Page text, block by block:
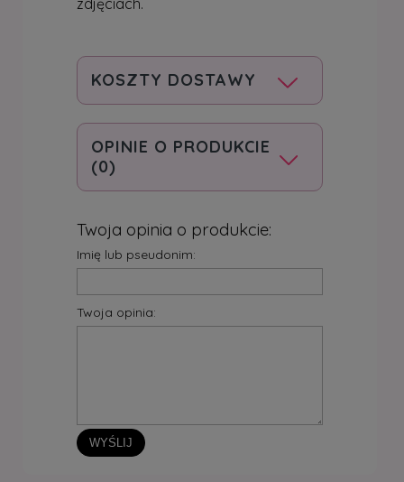
zdjęciach.
KOSZTY DOSTAWY
OPINIE O PRODUKCIE
(0)
Twoja opinia o produkcie:
Imię lub pseudonim:
Twoja opinia:
WYŚLIJ